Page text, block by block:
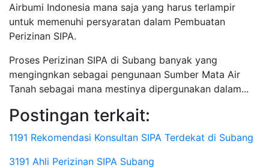
Airbumi Indonesia mana saja yang harus terlampir
untuk memenuhi persyaratan dalam Pembuatan
Perizinan SIPA.
Proses Perizinan SIPA di Subang banyak yang
mengingnkan sebagai pengunaan Sumber Mata Air
Tanah sebagai mana mestinya dipergunakan dalam...
Postingan terkait:
1191 Rekomendasi Konsultan SIPA Terdekat di Subang
3191 Ahli Perizinan SIPA Subang